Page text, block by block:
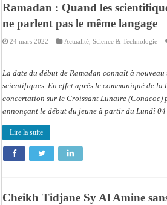
Ramadan : Quand les
ne parlent pas le même langage
24 mars 2022 Actualité ,Science & Technologie
La date du début de Ramadan connaît à
scientifiques. En effet après le communiqué de
concertation sur le Croissant Lunaire (Conacoc)
annonçant le début du jeune à partir du Lundi
Lire la suite
Cheikh Tidjane Sy Al Amine